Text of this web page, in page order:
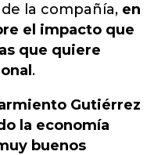
la compañía, en
el impacto que
que quiere
.
Gutiérrez
la economía
buenos